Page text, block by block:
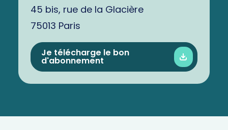
45 bis, rue de la Glacière
75013 Paris
Je télécharge le bon
d'abonnement